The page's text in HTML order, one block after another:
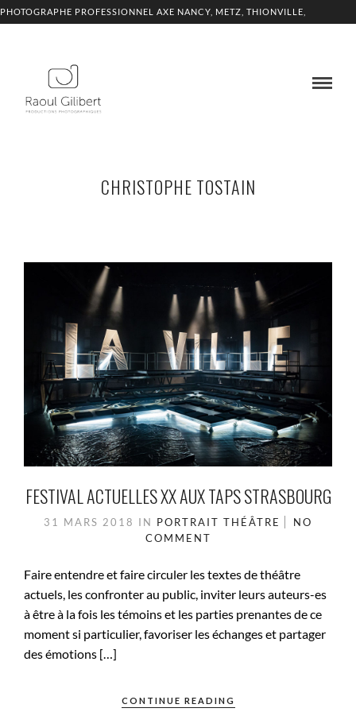
PHOTOGRAPHE PROFESSIONNEL AXE NANCY, METZ, THIONVILLE,
CHRISTOPHE TOSTAIN
FESTIVAL ACTUELLES XX AUX TAPS STRASBOURG
31 MARS 2018 IN PORTRAIT THÉÂTRE
NO
COMMENT
Faire entendre et faire circuler les textes de théâtre
actuels, les confronter au public, inviter leurs auteurs-es
à être à la fois les témoins et les parties prenantes de ce
moment si particulier, favoriser les échanges et partager
des émotions […]
CONTINUE READING